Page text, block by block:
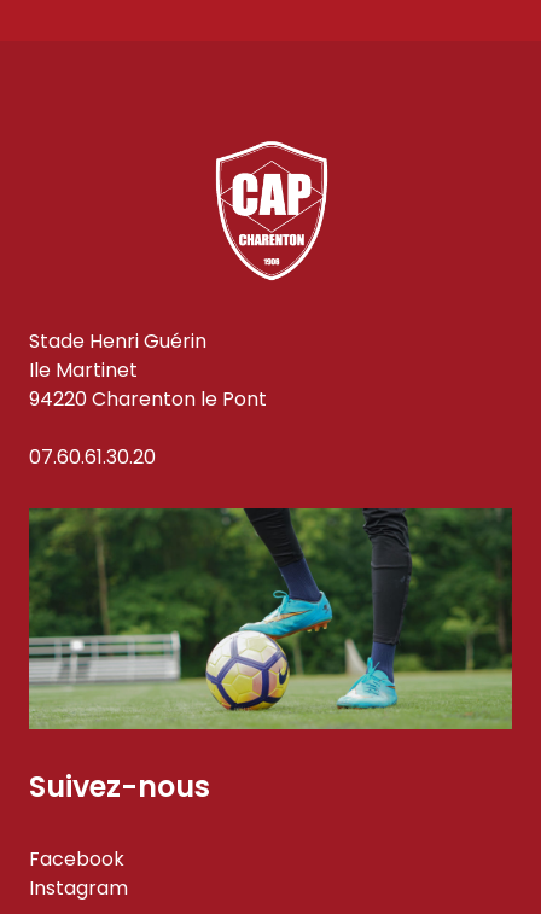
Stade Henri Guérin
Ile Martinet
94220 Charenton le Pont
07.60.61.30.20
Suivez-nous
Facebook
Instagram